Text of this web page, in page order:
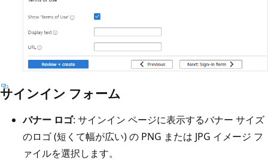
サインイン フォーム
バナー ロゴ: サインイン ページに表示するバナー サイズ
のロゴ (短くて幅が広い) の PNG または JPG イメージ フ
ァイルを選択します。